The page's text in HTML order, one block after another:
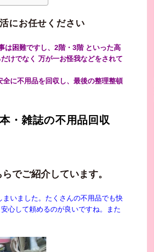
にお任せください
は困難ですし、2階・3階 といった高
けでなく 万が一お怪我などをされて
に不用品を回収し、最後の整理整頓
・雑誌の不用品回収
でご紹介しています。
まいました。たくさんの不用品でも快
心して頼めるのが良いですね。また